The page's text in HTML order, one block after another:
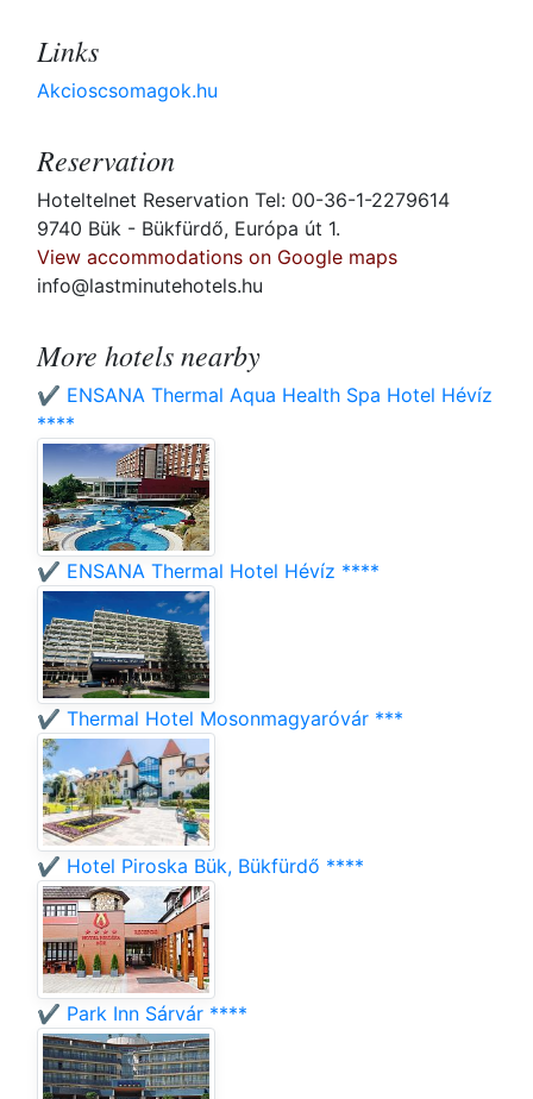
Links
Akcioscsomagok.hu
Reservation
Hoteltelnet Reservation Tel: 00-36-1-2279614
9740 Bük - Bükfürdő, Európa út 1.
View accommodations on Google maps
info@lastminutehotels.hu
More hotels nearby
✔️ ENSANA Thermal Aqua Health Spa Hotel Hévíz
****
✔️ ENSANA Thermal Hotel Hévíz ****
✔️ Thermal Hotel Mosonmagyaróvár ***
✔️ Hotel Piroska Bük, Bükfürdő ****
✔️ Park Inn Sárvár ****